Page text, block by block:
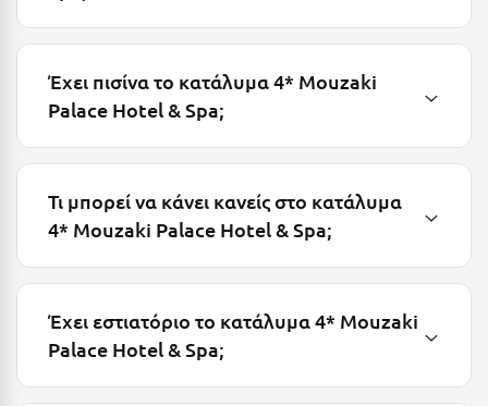
Παρνασσός
Πάρος
Πάτρα
Παύλιανη
Πελοπόννησος
Πήλιο
Έχει πισίνα το κατάλυμα 4* Mouzaki
Palace Hotel & Spa;
Τι μπορεί να κάνει κανείς στο κατάλυμα
4* Mouzaki Palace Hotel & Spa;
Έχει εστιατόριο το κατάλυμα 4* Mouzaki
Palace Hotel & Spa;